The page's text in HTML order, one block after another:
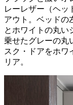
レーレザー（ヘッ
アウト。ベッドの
とホワイトの丸い
乗せたグレーの丸
スク・ドアをホワ
リア。